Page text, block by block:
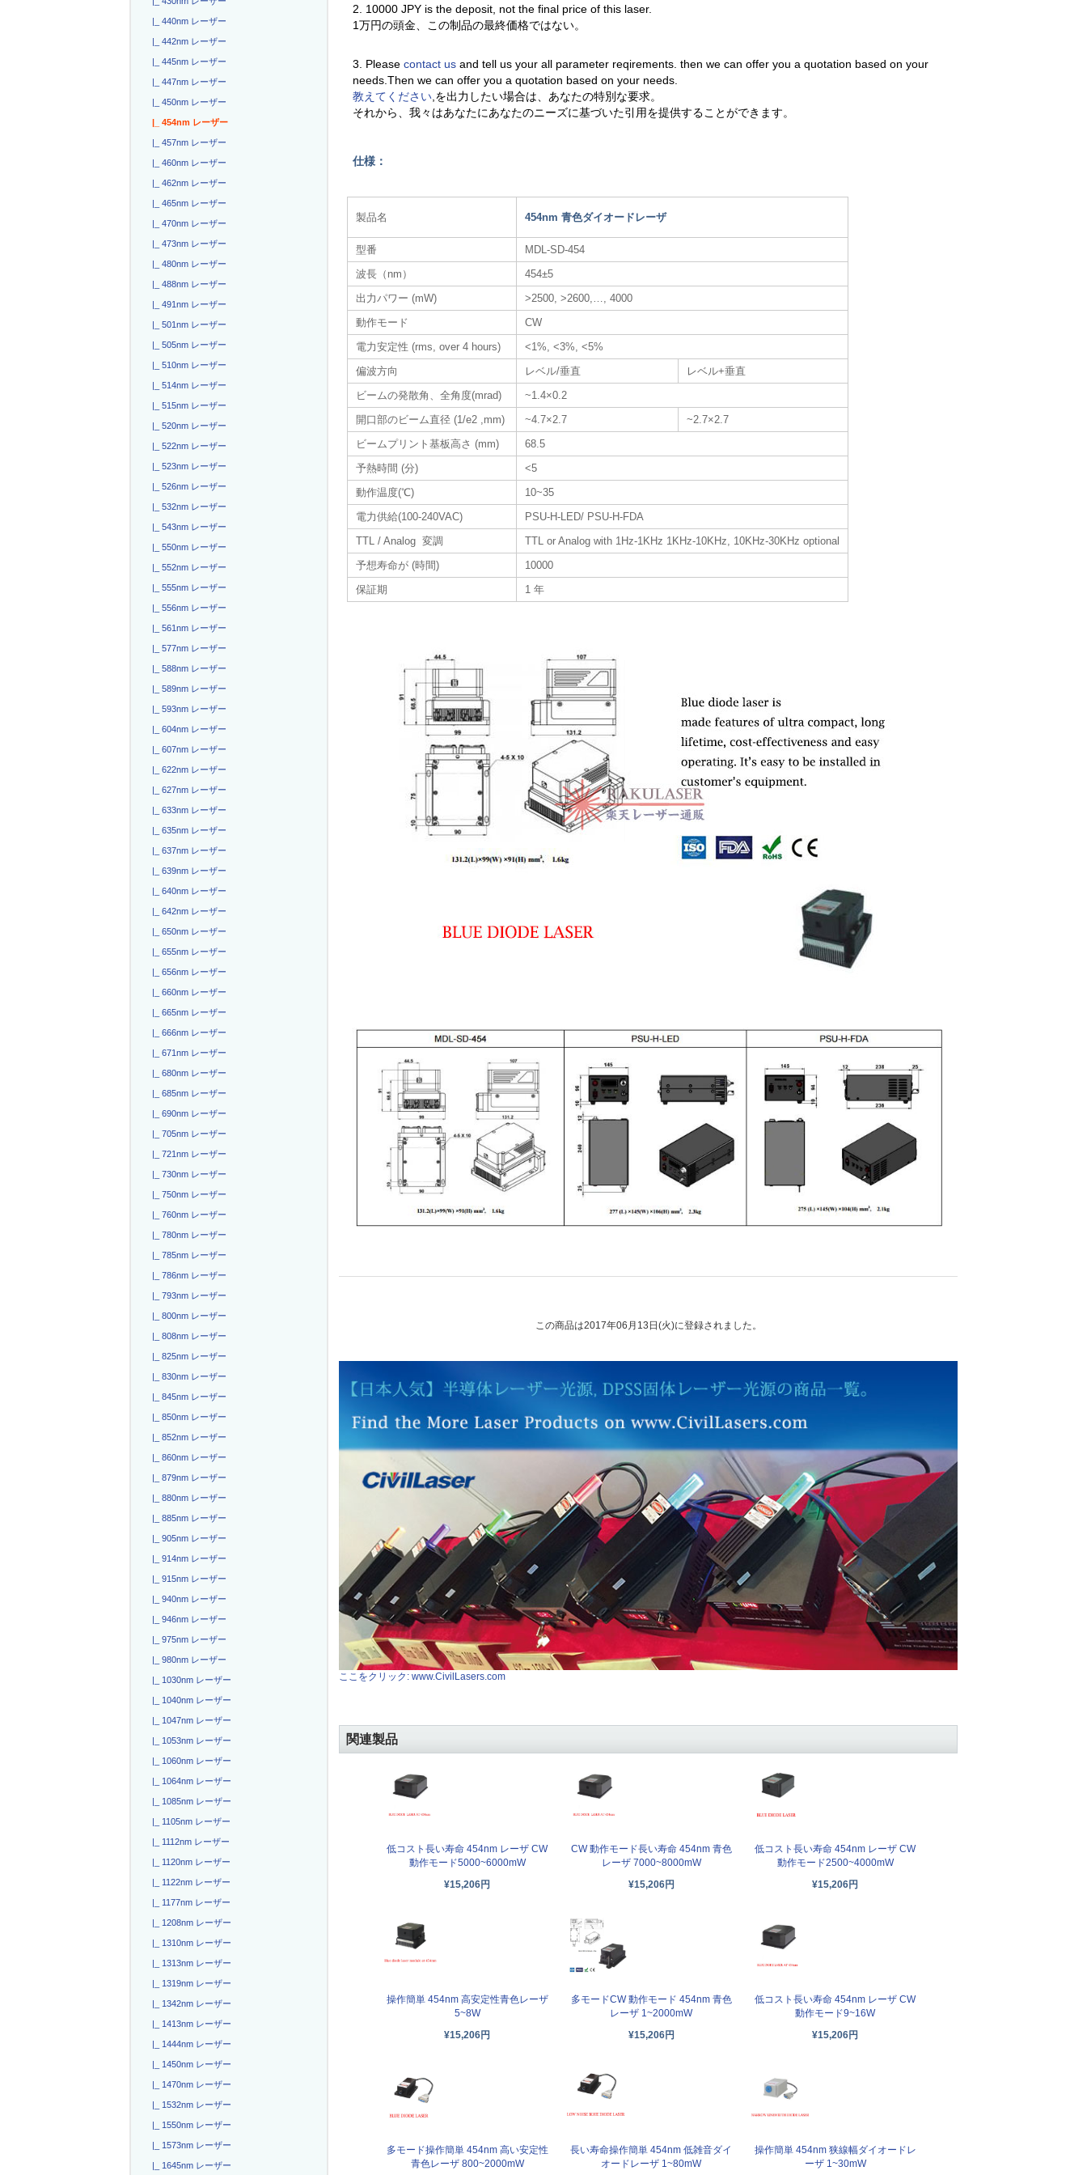
|_ 440nm レーザー
|_ 442nm レーザー
|_ 445nm レーザー
|_ 447nm レーザー
|_ 450nm レーザー
|_ 454nm レーザー
|_ 457nm レーザー
|_ 460nm レーザー
|_ 462nm レーザー
|_ 465nm レーザー
|_ 470nm レーザー
|_ 473nm レーザー
|_ 480nm レーザー
|_ 488nm レーザー
|_ 491nm レーザー
|_ 501nm レーザー
|_ 505nm レーザー
|_ 510nm レーザー
|_ 514nm レーザー
|_ 515nm レーザー
|_ 520nm レーザー
|_ 522nm レーザー
|_ 523nm レーザー
|_ 526nm レーザー
|_ 532nm レーザー
|_ 543nm レーザー
|_ 550nm レーザー
|_ 552nm レーザー
|_ 555nm レーザー
|_ 556nm レーザー
|_ 561nm レーザー
|_ 577nm レーザー
|_ 588nm レーザー
|_ 589nm レーザー
|_ 593nm レーザー
|_ 604nm レーザー
|_ 607nm レーザー
|_ 622nm レーザー
|_ 627nm レーザー
|_ 633nm レーザー
|_ 635nm レーザー
|_ 637nm レーザー
|_ 639nm レーザー
|_ 640nm レーザー
|_ 642nm レーザー
|_ 650nm レーザー
|_ 655nm レーザー
|_ 656nm レーザー
|_ 660nm レーザー
|_ 665nm レーザー
|_ 666nm レーザー
|_ 671nm レーザー
|_ 680nm レーザー
|_ 685nm レーザー
|_ 690nm レーザー
|_ 705nm レーザー
|_ 721nm レーザー
|_ 730nm レーザー
|_ 750nm レーザー
|_ 760nm レーザー
|_ 780nm レーザー
|_ 785nm レーザー
|_ 786nm レーザー
|_ 793nm レーザー
|_ 800nm レーザー
|_ 808nm レーザー
|_ 825nm レーザー
|_ 830nm レーザー
|_ 845nm レーザー
|_ 850nm レーザー
|_ 852nm レーザー
|_ 860nm レーザー
|_ 879nm レーザー
|_ 880nm レーザー
|_ 885nm レーザー
|_ 905nm レーザー
|_ 914nm レーザー
|_ 915nm レーザー
|_ 940nm レーザー
|_ 946nm レーザー
|_ 975nm レーザー
|_ 980nm レーザー
|_ 1030nm レーザー
|_ 1040nm レーザー
|_ 1047nm レーザー
|_ 1053nm レーザー
|_ 1060nm レーザー
|_ 1064nm レーザー
|_ 1085nm レーザー
|_ 1105nm レーザー
|_ 1112nm レーザー
|_ 1120nm レーザー
|_ 1122nm レーザー
|_ 1177nm レーザー
|_ 1208nm レーザー
|_ 1310nm レーザー
|_ 1313nm レーザー
|_ 1319nm レーザー
|_ 1342nm レーザー
|_ 1413nm レーザー
|_ 1444nm レーザー
|_ 1450nm レーザー
|_ 1470nm レーザー
|_ 1532nm レーザー
|_ 1550nm レーザー
|_ 1573nm レーザー
|_ 1645nm レーザー
2. 10000 JPY is the deposit, not the final price of this laser.
1万円の頭金、この制品の最終価格ではない。
3. Pleasecontact usand tell us your all parameter reqirements. then we can offer you a quotation based on your
needs.Then we can offer you a quotation based on your needs.
教えてください,を出力したい場合は、あなたの特別な要求。
それから、我々はあなたにあなたのニーズに基づいた引用を提供することができます。
仕様：
製品名 454nm 青色ダイオードレーザ​
型番
MDL-SD-454
波長（nm）
454±5
出力パワー (mW)
>2500, >2600,…, 4000
動作モード
CW
電力安定性 (rms, over 4 hours)
<1%, <3%, <5%
偏波方向
レベル/垂直
レベル+垂直
ビームの発散角、全角度(mrad)
~1.4×0.2
開口部のビーム直径 (1/e2 ,mm)
~4.7×2.7
~2.7×2.7
ビームプリント基板高さ (mm)
68.5
予熱時間 (分)
<5
動作温度(℃)
10~35
電力供給(100-240VAC)
PSU-H-LED/ PSU-H-FDA
TTL / Analog 変調
TTL or Analog with 1Hz-1KHz 1KHz-10KHz, 10KHz-30KHz optional
予想寿命が (時間)
10000
保証期
1 年
この商品は2017年06月13日(火)に登録されました。
ここをクリック: www.CivilLasers.com
関連製品
低コスト長い寿命 454nm レーザ CW
動作モード5000~6000mW
¥15,206円
CW 動作モード長い寿命 454nm 青色
レーザ 7000~8000mW
¥15,206円
低コスト長い寿命 454nm レーザ CW
動作モード2500~4000mW
¥15,206円
操作簡単 454nm 高安定性青色レーザ
5~8W
¥15,206円
多モードCW 動作モード 454nm 青色
レーザ 1~2000mW
¥15,206円
低コスト長い寿命 454nm レーザ CW
動作モード9~16W
¥15,206円
多モード操作簡単 454nm 高い安定性
青色レーザ 800~2000mW
長い寿命操作簡単 454nm 低雑音ダイ
オードレーザ 1~80mW
操作簡単 454nm 狭線幅ダイオードレ
ーザ 1~30mW